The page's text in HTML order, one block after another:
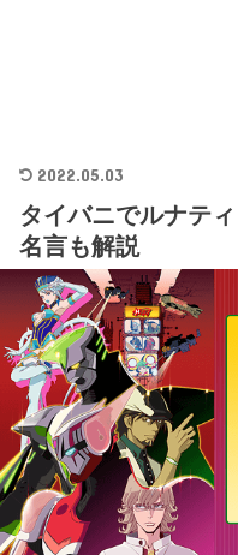
2022.05.03
タイバニでルナテ
名言も解説